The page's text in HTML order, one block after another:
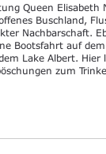
Queen Elisabeth
Buschland,
Nachbarschaft.
Bootsfahrt auf
Lake Albert. Hier
zum